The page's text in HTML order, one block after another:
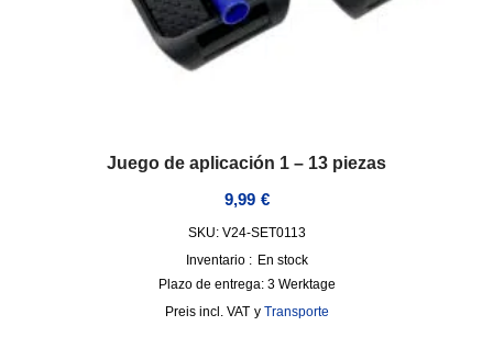
Juego de aplicación 1 – 13 piezas
9,99 €
SKU: V24-SET0113
Inventario : En stock
Plazo de entrega: 3 Werktage
incl. VAT y Transporte